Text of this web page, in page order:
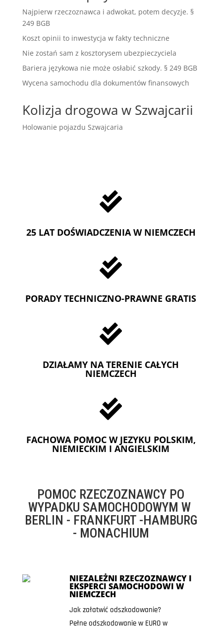
Najpierw rzeczoznawca i adwokat, potem decyzje. §
249 BGB
Koszt opinii to inwestycja w fakty techniczne
Nie zostań sam z kosztorysem ubezpieczyciela
Bariera językowa nie może osłabić szkody. § 249 BGB
Wycena samochodu dla dokumentów finansowych
Kolizja drogowa w Szwajcarii
Holowanie pojazdu Szwajcaria

25 LAT DOŚWIADCZENIA W NIEMCZECH

PORADY TECHNICZNO-PRAWNE GRATIS

DZIAŁAMY NA TERENIE CAŁYCH
NIEMCZECH

FACHOWA POMOC W JEZYKU POLSKIM,
NIEMIECKIM I ANGIELSKIM
POMOC RZECZOZNAWCY PO
WYPADKU SAMOCHODOWYM W
BERLIN - FRANKFURT -HAMBURG
- MONACHIUM
NIEZALEŻNI RZECZOZNAWCY I
EKSPERCI SAMOCHODOWI W
NIEMCZECH
Jak załatwić odszkodowanie?
Pełne odszkodowanie w EURO w